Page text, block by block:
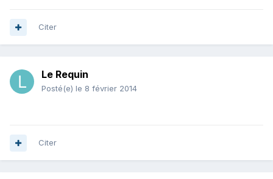
Citer
Le Requin
Posté(e) le 8 février 2014
Citer